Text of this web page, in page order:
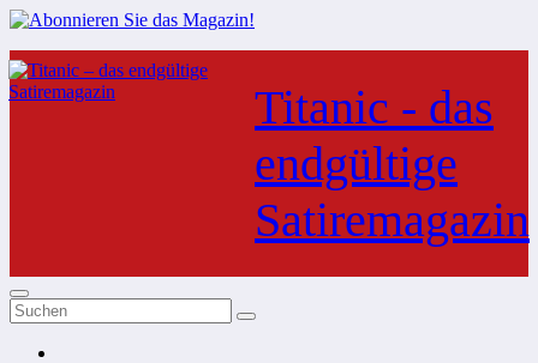
Zum
Inhalt
springen
Titanic - das
endgültige
Satiremagazin